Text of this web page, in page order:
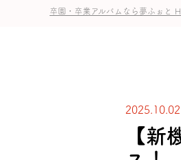
卒園・卒業アルバムなら夢ふぉと
2025.10.02
【新